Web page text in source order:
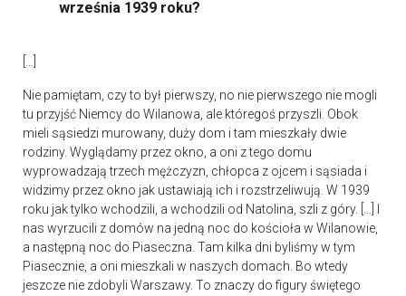
września 1939 roku?
Nie pamiętam, czy to był pierwszy, no nie pierwszego nie mogli
tu przyjść Niemcy do Wilanowa, ale któregoś przyszli. Obok
mieli sąsiedzi murowany, duży dom i tam mieszkały dwie
rodziny. Wyglądamy przez okno, a oni z tego domu
wyprowadzają trzech mężczyzn, chłopca z ojcem i sąsiada i
widzimy przez okno jak ustawiają ich i rozstrzeliwują. W 1939
roku jak tylko wchodzili, a wchodzili od Natolina, szli z góry. […] I
nas wyrzucili z domów na jedną noc do kościoła w Wilanowie,
a następną noc do Piaseczna. Tam kilka dni byliśmy w tym
Piasecznie, a oni mieszkali w naszych domach. Bo wtedy
jeszcze nie zdobyli Warszawy. To znaczy do figury świętego